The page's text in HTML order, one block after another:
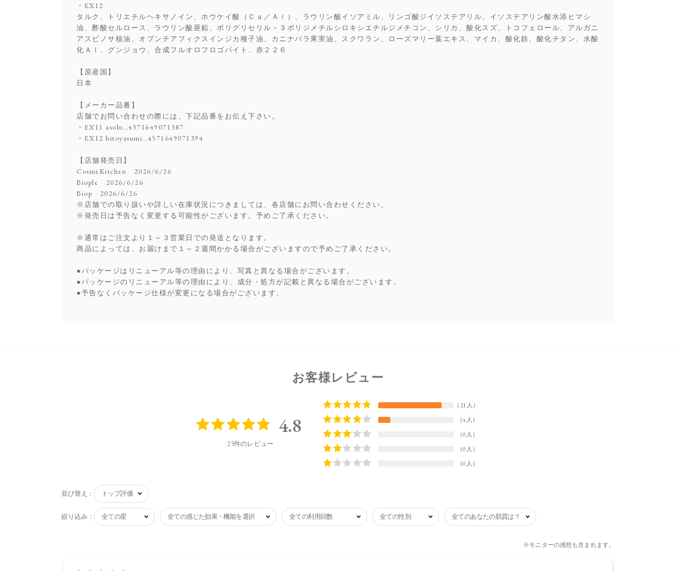
・EX12
タルク、トリエチルヘキサノイン、ホウケイ酸（Ｃａ／Ａｌ）、ラウリン酸イソアミル、リンゴ酸ジイソステアリル、イソステアリン酸水添ヒマシ
油、酢酸セルロース、ラウリン酸亜鉛、ポリグリセリル－３ポリジメチルシロキシエチルジメチコン、シリカ、酸化スズ、トコフェロール、アルガニ
アスピノサ核油、オプンチアフィクスインジカ種子油、カニナバラ果実油、スクワラン、ローズマリー葉エキス、マイカ、酸化鉄、酸化チタン、水酸
化Ａｌ、グンジョウ、合成フルオロフロゴパイト、赤２２６
【原産国】
日本
【メーカー品番】
店舗でお問い合わせの際には、下記品番をお伝え下さい。
・EX11 asobi…4571649071387
・EX12 hitoyasumi…4571649071394
【店舗発売日】
CosmeKitchen 2026/6/26
Biople 2026/6/26
Biop 2026/6/26
※店舗での取り扱いや詳しい在庫状況につきましては、各店舗にお問い合わせください。
※発売日は予告なく変更する可能性がございます。予めご了承ください。
※通常はご注文より１～３営業日での発送となります。
商品によっては、お届けまで１～２週間かかる場合がございますので予めご了承ください。
●パッケージはリニューアル等の理由により、写真と異なる場合がございます。
●パッケージのリニューアル等の理由により、成分・処方が記載と異なる場合がございます。
●予告なくパッケージ仕様が変更になる場合がございます。
お客様レビュー